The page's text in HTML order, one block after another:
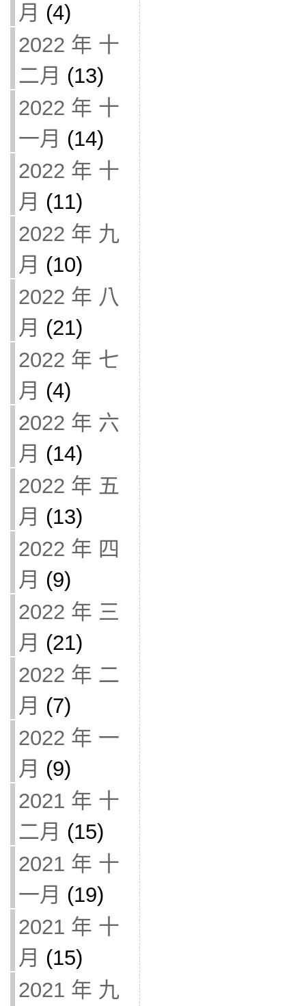
月 (4)
2022 年 十
二月 (13)
2022 年 十
一月 (14)
2022 年 十
月 (11)
2022 年 九
月 (10)
2022 年 八
月 (21)
2022 年 七
月 (4)
2022 年 六
月 (14)
2022 年 五
月 (13)
2022 年 四
月 (9)
2022 年 三
月 (21)
2022 年 二
月 (7)
2022 年 一
月 (9)
2021 年 十
二月 (15)
2021 年 十
一月 (19)
2021 年 十
月 (15)
2021 年 九